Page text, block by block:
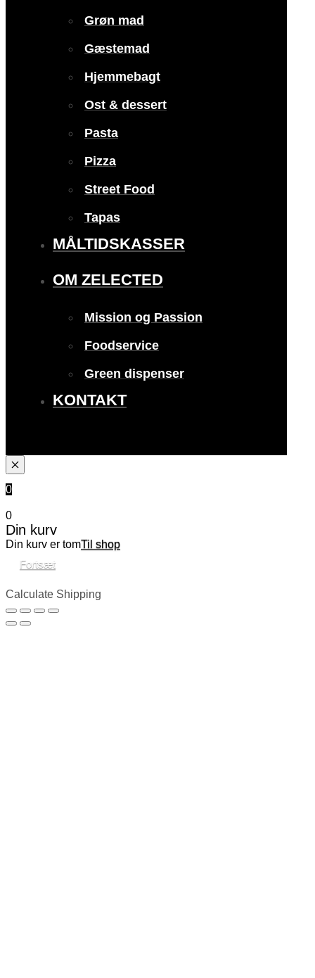
Grøn mad
Gæstemad
Hjemmebagt
Ost & dessert
Pasta
Pizza
Street Food
Tapas
MÅLTIDSKASSER
OM ZELECTED
Mission og Passion
Foodservice
Green dispenser
KONTAKT
0
0
Din kurv
Din kurv er tomTil shop
Fortsæt
Calculate Shipping